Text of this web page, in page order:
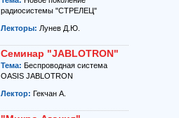
радиосистемы "СТРЕЛЕЦ"
Лекторы: Лунев Д.Ю.
Семинар "JABLOTRON"
Тема: Беспроводная система
OASIS JABLOTRON
Лектор: Гекчан А.